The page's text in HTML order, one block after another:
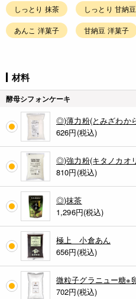
しっとり 抹茶 しっとり 甘納豆
あんこ 洋菓子 甘納豆 洋菓子
材料
酵母シフォンケーキ
◎)薄力粉(とみざわか
626円(税込)
◎)強力粉(キタノカオ
810円(税込)
◎)抹茶
1,296円(税込)
極上 小倉あん
656円(税込)
微粒子グラニュー糖※
702円(税込)